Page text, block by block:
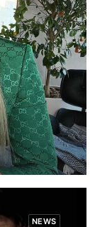
NEWS